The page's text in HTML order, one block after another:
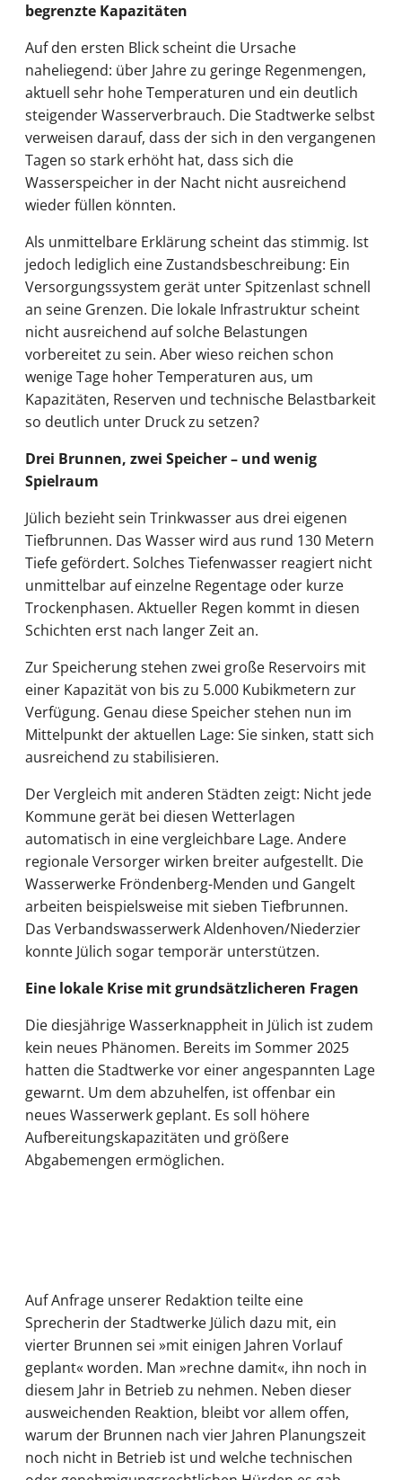
begrenzte Kapazitäten
Auf den ersten Blick scheint die Ursache
naheliegend: über Jahre zu geringe Regenmengen,
aktuell sehr hohe Temperaturen und ein deutlich
steigender Wasserverbrauch. Die Stadtwerke selbst
verweisen darauf, dass der sich in den vergangenen
Tagen so stark erhöht hat, dass sich die
Wasserspeicher in der Nacht nicht ausreichend
wieder füllen könnten.
Als unmittelbare Erklärung scheint das stimmig. Ist
jedoch lediglich eine Zustandsbeschreibung: Ein
Versorgungssystem gerät unter Spitzenlast schnell
an seine Grenzen. Die lokale Infrastruktur scheint
nicht ausreichend auf solche Belastungen
vorbereitet zu sein. Aber wieso reichen schon
wenige Tage hoher Temperaturen aus, um
Kapazitäten, Reserven und technische Belastbarkeit
so deutlich unter Druck zu setzen?
Drei Brunnen, zwei Speicher – und wenig
Spielraum
Jülich bezieht sein Trinkwasser aus drei eigenen
Tiefbrunnen. Das Wasser wird aus rund 130 Metern
Tiefe gefördert. Solches Tiefenwasser reagiert nicht
unmittelbar auf einzelne Regentage oder kurze
Trockenphasen. Aktueller Regen kommt in diesen
Schichten erst nach langer Zeit an.
Zur Speicherung stehen zwei große Reservoirs mit
einer Kapazität von bis zu 5.000 Kubikmetern zur
Verfügung. Genau diese Speicher stehen nun im
Mittelpunkt der aktuellen Lage: Sie sinken, statt sich
ausreichend zu stabilisieren.
Der Vergleich mit anderen Städten zeigt: Nicht jede
Kommune gerät bei diesen Wetterlagen
automatisch in eine vergleichbare Lage. Andere
regionale Versorger wirken breiter aufgestellt. Die
Wasserwerke Fröndenberg-Menden und Gangelt
arbeiten beispielsweise mit sieben Tiefbrunnen.
Das Verbandswasserwerk Aldenhoven/Niederzier
konnte Jülich sogar temporär unterstützen.
Eine lokale Krise mit grundsätzlicheren Fragen
Die diesjährige Wasserknappheit in Jülich ist zudem
kein neues Phänomen. Bereits im Sommer 2025
hatten die Stadtwerke vor einer angespannten Lage
gewarnt. Um dem abzuhelfen, ist offenbar ein
neues Wasserwerk geplant. Es soll höhere
Aufbereitungskapazitäten und größere
Abgabemengen ermöglichen.
Auf Anfrage unserer Redaktion teilte eine
Sprecherin der Stadtwerke Jülich dazu mit, ein
vierter Brunnen sei »mit einigen Jahren Vorlauf
geplant« worden. Man »rechne damit«, ihn noch in
diesem Jahr in Betrieb zu nehmen. Neben dieser
ausweichenden Reaktion, bleibt vor allem offen,
warum der Brunnen nach vier Jahren Planungszeit
noch nicht in Betrieb ist und welche technischen